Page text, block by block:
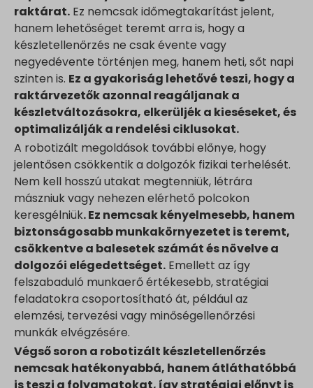
raktárat. Ez nemcsak időmegtakarítást jelent,
hanem lehetőséget teremt arra is, hogy a
készletellenőrzés ne csak évente vagy
negyedévente történjen meg, hanem heti, sőt napi
szinten is. Ez a gyakoriság lehetővé teszi, hogy a
raktárvezetők azonnal reagáljanak a
készletváltozásokra, elkerüljék a kieséseket, és
optimalizálják a rendelési ciklusokat.
A robotizált megoldások további előnye, hogy
jelentősen csökkentik a dolgozók fizikai terhelését.
Nem kell hosszú utakat megtenniük, létrára
mászniuk vagy nehezen elérhető polcokon
keresgélniük. Ez nemcsak kényelmesebb, hanem
biztonságosabb munkakörnyezetet is teremt,
csökkentve a balesetek számát és növelve a
dolgozói elégedettséget. Emellett az így
felszabaduló munkaerő értékesebb, stratégiai
feladatokra csoportosítható át, például az
elemzési, tervezési vagy minőségellenőrzési
munkák elvégzésére.
Végső soron a robotizált készletellenőrzés
nemcsak hatékonyabbá, hanem átláthatóbbá
www.gstatic.com